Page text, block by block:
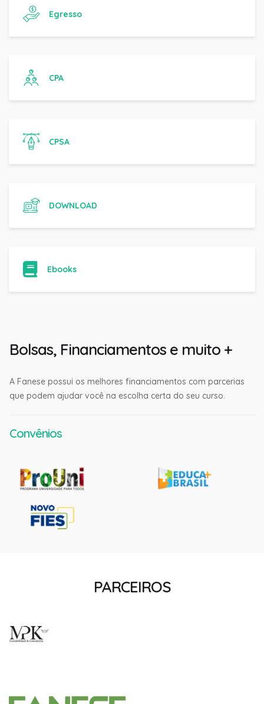
Egresso
CPA
CPSA
DOWNLOAD
Ebooks
Bolsas, Financiamentos e muito +
A Fanese possui os melhores financiamentos com parcerias
que podem ajudar você na escolha certa do seu curso.
Convênios
PARCEIROS